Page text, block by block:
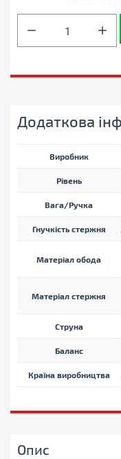
ціна:
14
399,00 ₴.
ціна:
9
799,00 ₴.
для
бадмінтону
99
3
Black/Green
кількість
Додаткова
Виробник
Рівень
Вага/Ручка
Гнучкість стержня
Матеріал обода
Матеріал стержня
Струна
Баланс
Країна виробництва
Опис